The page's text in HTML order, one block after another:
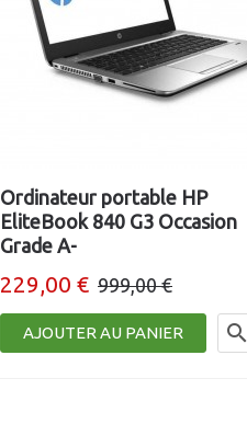
Ordinateur portable HP
EliteBook 840 G3 Occasion
Grade A-
229,00 € 999,00 €
AJOUTER AU PANIER 